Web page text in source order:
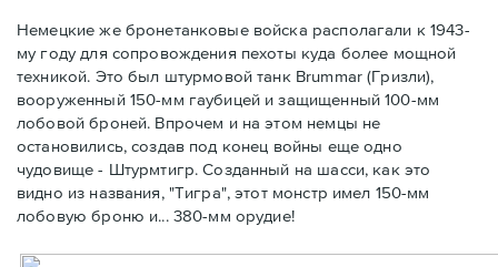
Немецкие же бронетанковые войска располагали к 1943-
му году для сопровождения пехоты куда более мощной
техникой. Это был штурмовой танк Brummar (Гризли),
вооруженный 150-мм гаубицей и защищенный 100-мм
лобовой броней. Впрочем и на этом немцы не
остановились, создав под конец войны еще одно
чудовище - Штурмтигр. Созданный на шасси, как это
видно из названия, "Тигра", этот монстр имел 150-мм
лобовую броню и... 380-мм орудие!